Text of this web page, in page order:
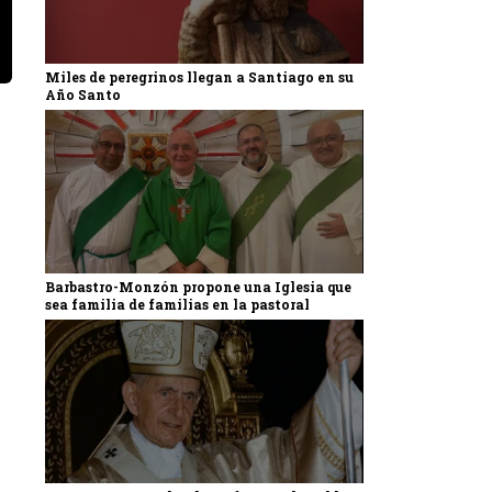
Miles de peregrinos llegan a Santiago en su
Año Santo
Barbastro-Monzón propone una Iglesia que
sea familia de familias en la pastoral